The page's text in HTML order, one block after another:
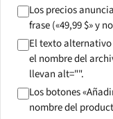
Los precios
frase («49,99 $» y
El texto alternativo
el nombre del
llevan alt="".
Los botones
nombre del